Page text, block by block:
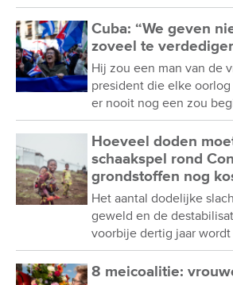
Cuba: “We geven
zoveel te
Hij zou een man van de
president die elke
er nooit nog een zou
Hoeveel doden
schaakspel rond
grondstoffen nog
Het aantal dodelijke
geweld en de
voorbije dertig jaar
8 meicoalitie: